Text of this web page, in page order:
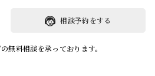
相談予約をする
無料相談を承っております。